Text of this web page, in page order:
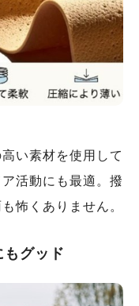
い素材を使用して
活動にも最適。撥
怖くありません。
グッド